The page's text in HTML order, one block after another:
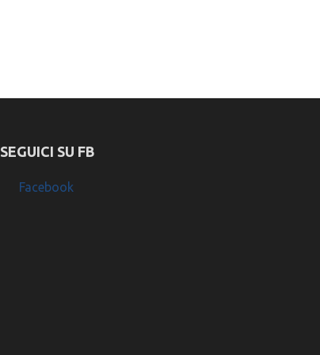
SEGUICI SU FB
Facebook